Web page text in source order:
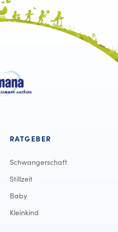
RATGEBER
Schwangerschaft
Stillzeit
Baby
Kleinkind